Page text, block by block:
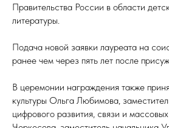
Правительства России в области
литературы.
Подача новой заявки лауреата на
ранее чем через пять лет после
В церемонии награждения также
культуры Ольга Любимова,
цифрового развития, связи и